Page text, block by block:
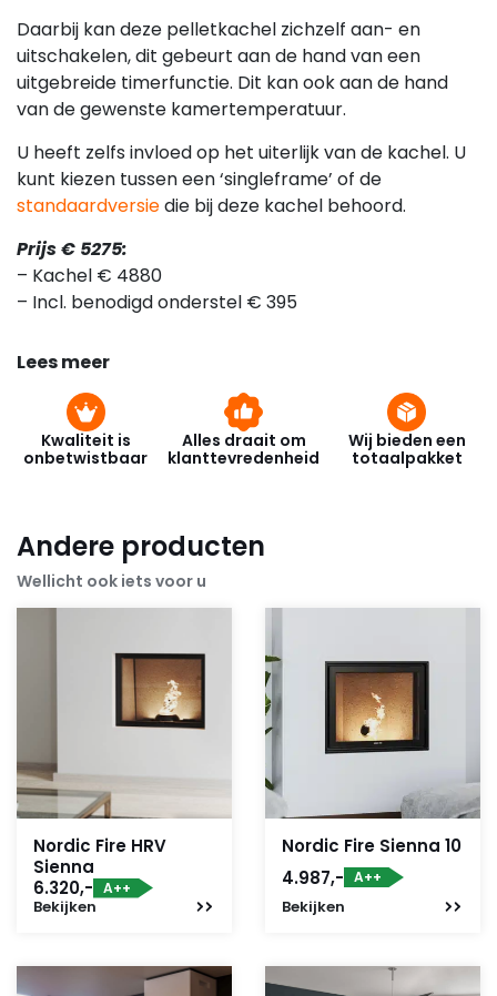
Daarbij kan deze pelletkachel zichzelf aan- en
uitschakelen, dit gebeurt aan de hand van een
uitgebreide timerfunctie. Dit kan ook aan de hand
van de gewenste kamertemperatuur.
U heeft zelfs invloed op het uiterlijk van de kachel. U
kunt kiezen tussen een ‘singleframe’ of de
standaardversiedie bij deze kachel behoord.
Prijs € 5275:
– Kachel € 4880
– Incl. benodigd onderstel € 395
Lees meer
Kwaliteit is
onbetwistbaar
Alles draait om
klanttevredenheid
Wij bieden een
totaalpakket
Andere producten
Wellicht ook iets voor u
Nordic Fire HRV
Sienna
6.320,- A++
Bekijken
Nordic Fire Sienna 10
4.987,- A++
Bekijken